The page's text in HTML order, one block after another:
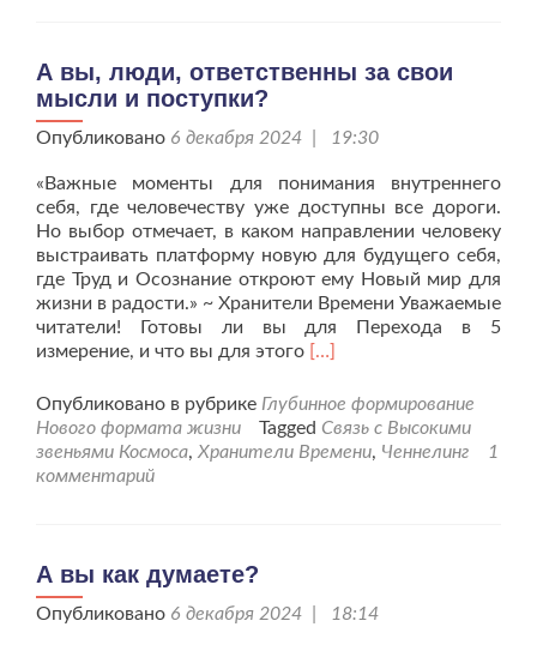
А вы, люди, ответственны за свои
мысли и поступки?
Опубликовано 6 декабря 2024 | 19:30
«Важные моменты для понимания внутреннего
себя, где человечеству уже доступны все дороги.
Но выбор отмечает, в каком направлении человеку
выстраивать платформу новую для будущего себя,
где Труд и Осознание откроют ему Новый мир для
жизни в радости.» ~ Хранители Времени Уважаемые
читатели! Готовы ли вы для Перехода в 5
измерение, и что вы для этого Читать
проА
вы,
люди,
[…]
Опубликовано в рубрике Глубинное формирование
Нового формата жизни
Tagged Связь с Высокими
звеньями Космоса, Хранители Времени, Ченнелинг
1
комментарий
А вы как думаете?
Опубликовано 6 декабря 2024 | 18:14